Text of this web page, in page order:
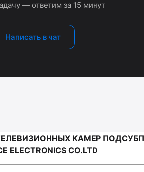
— ответим за 15 минут
Написать в чат
КАМЕР
CO.LTD